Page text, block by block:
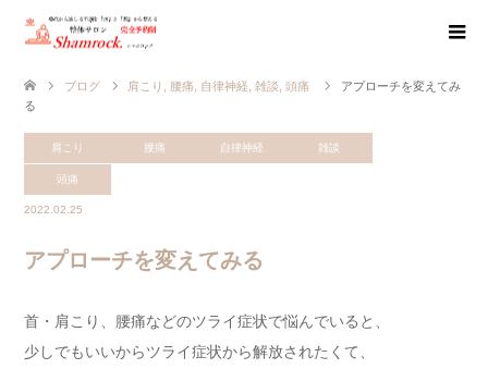
ブログ 肩こり 腰痛 自律神経 雑談 頭痛
アプローチを変えてみ
る
肩こり 腰痛 自律神経 雑談
頭痛
2022.02.25
アプローチを変えてみる
首・肩こり、腰痛などのツライ症状で悩んでいると、
少しでもいいからツライ症状から解放されたくて、